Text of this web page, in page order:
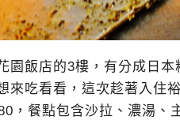
園飯店的3樓，有分成日
來吃看看，這次趁著入住
，餐點包含沙拉、濃湯、